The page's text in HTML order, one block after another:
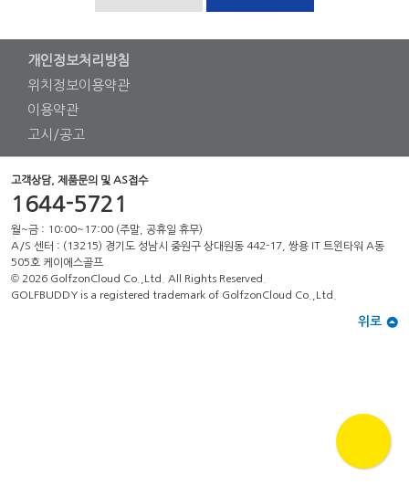
개인정보처리방침
위치정보이용약관
이용약관
고시/공고
고객상담, 제품문의 및 AS접수
1644-5721
월~금 : 10:00~17:00 (주말, 공휴일 휴무)
A/S 센터 : (13215) 경기도 성남시 중원구 상대원동 442-17, 쌍용 IT 트윈타워 A동
505호 케이에스골프
© 2026 GolfzonCloud Co.,Ltd. All Rights Reserved.
GOLFBUDDY is a registered trademark of GolfzonCloud Co.,Ltd.
위로